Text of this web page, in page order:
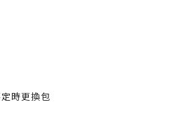
時更換包